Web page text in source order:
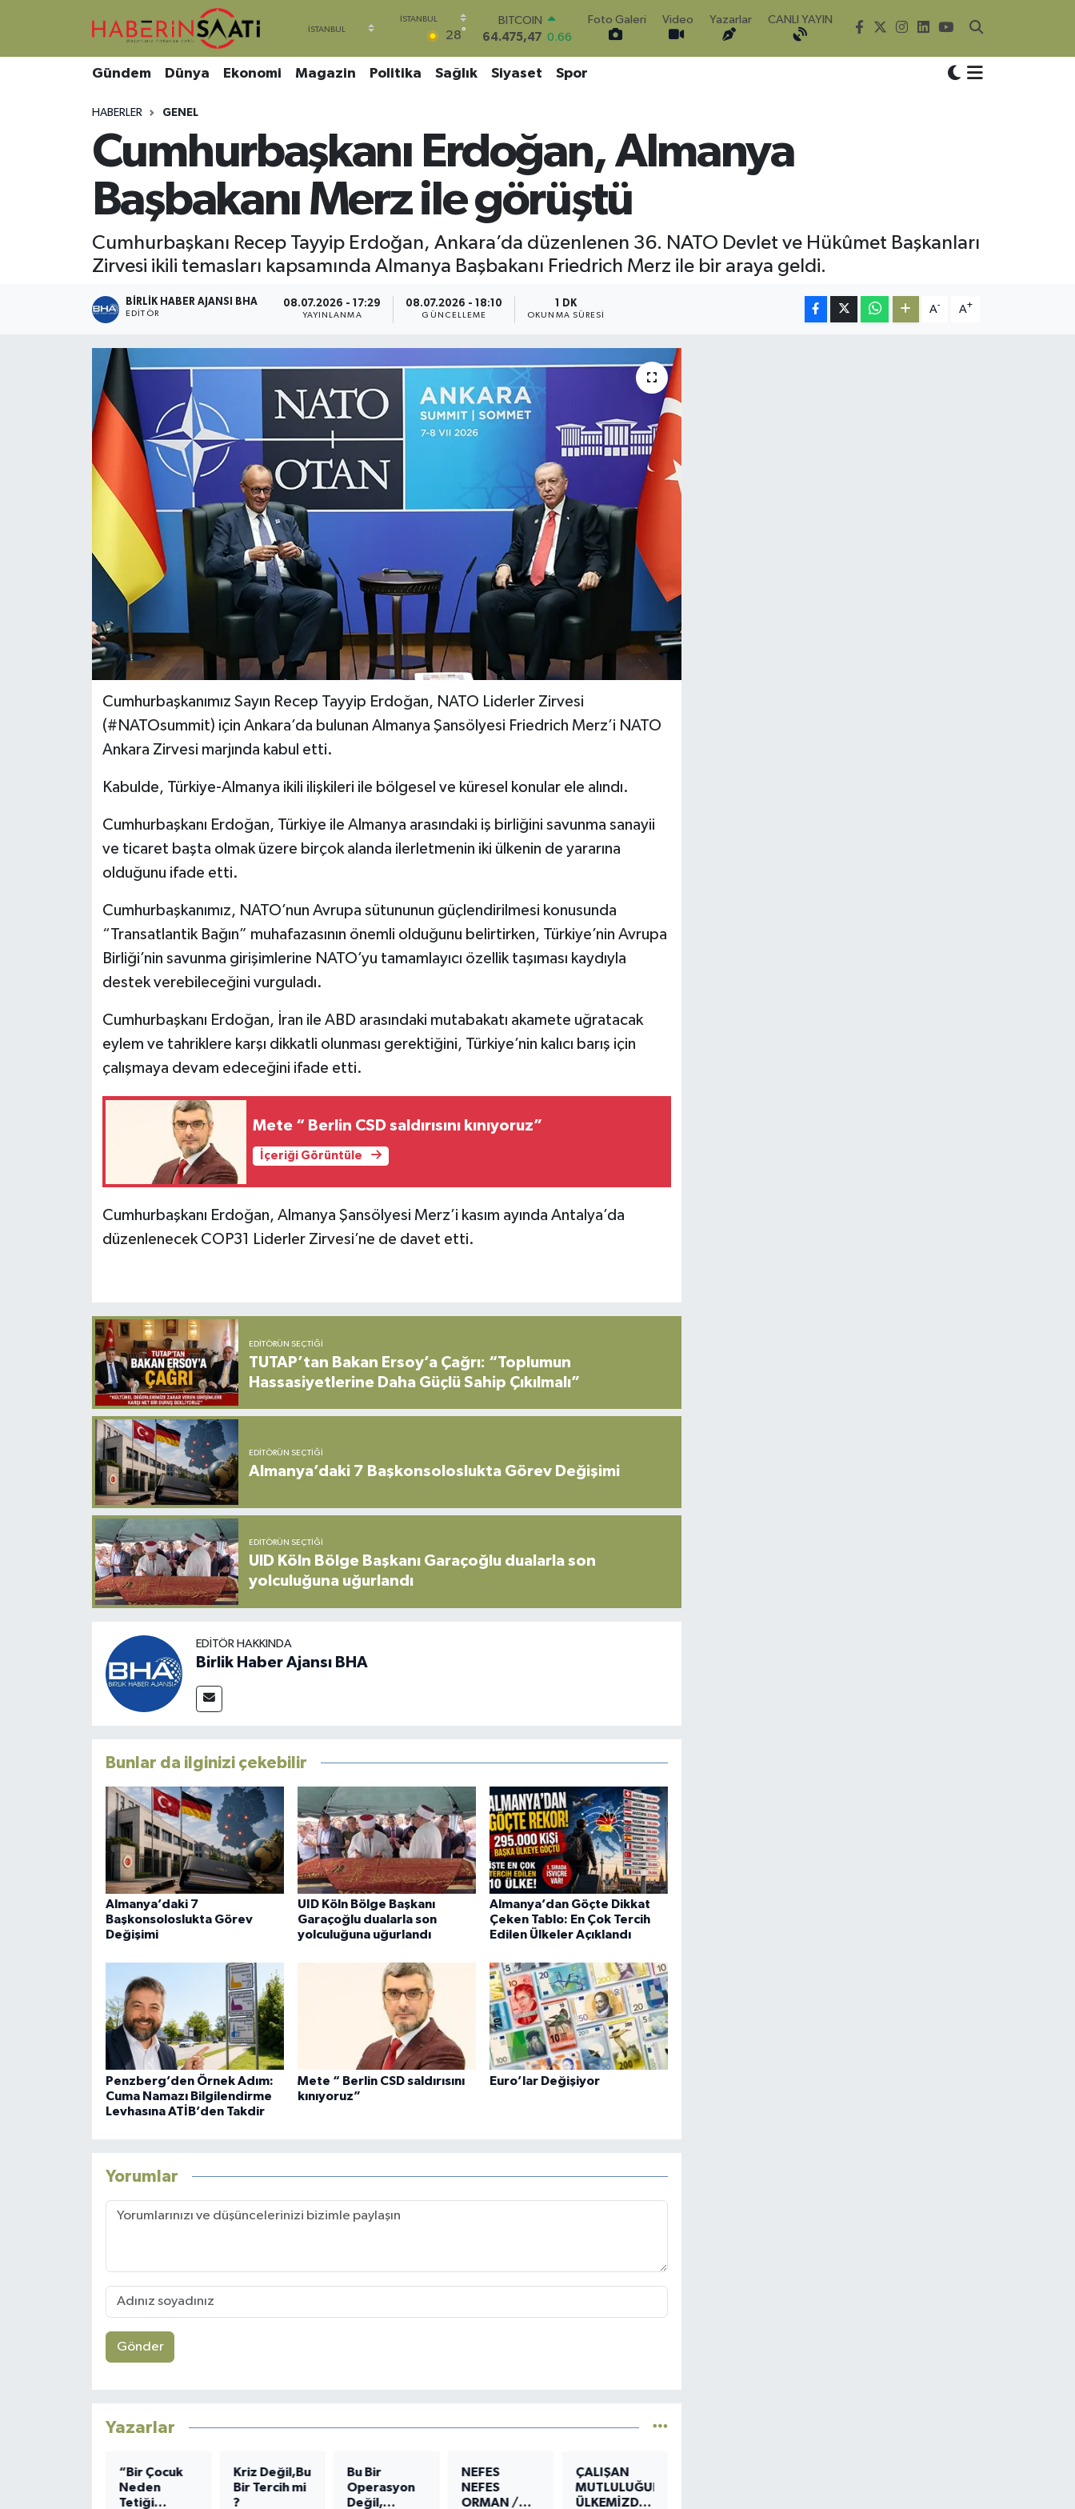
28°
DOLAR
47,5986
0.06
EURO
55,0700
0.1
6518.23 0.39
BİST100
13.703
Foto Galeri Video Yazarlar CANLI YAYIN
Gündem Dünya Ekonomi Magazin Politika Sağlık Siyaset Spor
HABERLER GENEL
Cumhurbaşkanı Erdoğan, Almanya
Başbakanı Merz ile görüştü
Cumhurbaşkanı Recep Tayyip Erdoğan, Ankara’da düzenlenen 36. NATO Devlet ve Hükûmet Başkanları
Zirvesi ikili temasları kapsamında Almanya Başbakanı Friedrich Merz ile bir araya geldi.
BIRLIK HABER AJANSI BHA
EDITÖR
08.07.2026 - 17:29
YAYINLANMA
08.07.2026 - 18:10
GÜNCELLEME
1 DK
OKUNMA SÜRESI
A- A+
Cumhurbaşkanımız Sayın Recep Tayyip Erdoğan, NATO Liderler Zirvesi
(#NATOsummit) için Ankara’da bulunan Almanya Şansölyesi Friedrich Merz’i NATO
Ankara Zirvesi marjında kabul etti.
Kabulde, Türkiye-Almanya ikili ilişkileri ile bölgesel ve küresel konular ele alındı.
Cumhurbaşkanı Erdoğan, Türkiye ile Almanya arasındaki iş birliğini savunma sanayii
ve ticaret başta olmak üzere birçok alanda ilerletmenin iki ülkenin de yararına
olduğunu ifade etti.
Cumhurbaşkanımız, NATO’nun Avrupa sütununun güçlendirilmesi konusunda
“Transatlantik Bağın” muhafazasının önemli olduğunu belirtirken, Türkiye’nin Avrupa
Birliği’nin savunma girişimlerine NATO’yu tamamlayıcı özellik taşıması kaydıyla
destek verebileceğini vurguladı.
Cumhurbaşkanı Erdoğan, İran ile ABD arasındaki mutabakatı akamete uğratacak
eylem ve tahriklere karşı dikkatli olunması gerektiğini, Türkiye’nin kalıcı barış için
çalışmaya devam edeceğini ifade etti.
Mete “ Berlin CSD saldırısını kınıyoruz”
İçeriği Görüntüle
Cumhurbaşkanı Erdoğan, Almanya Şansölyesi Merz’i kasım ayında Antalya’da
düzenlenecek COP31 Liderler Zirvesi’ne de davet etti.
EDITÖRÜN SEÇTIĞI
TUTAP’tan Bakan Ersoy’a Çağrı: “Toplumun
Hassasiyetlerine Daha Güçlü Sahip Çıkılmalı”
EDITÖRÜN SEÇTIĞI
Almanya’daki 7 Başkonsoloslukta Görev Değişimi
EDITÖRÜN SEÇTIĞI
UID Köln Bölge Başkanı Garaçoğlu dualarla son
yolculuğuna uğurlandı
EDITÖR HAKKINDA
Birlik Haber Ajansı BHA
Bunlar da ilginizi çekebilir
Almanya’daki 7
Başkonsoloslukta Görev
Değişimi
UID Köln Bölge Başkanı
Garaçoğlu dualarla son
yolculuğuna uğurlandı
Almanya’dan Göçte Dikkat
Çeken Tablo: En Çok Tercih
Edilen Ülkeler Açıklandı
Penzberg’den Örnek Adım:
Cuma Namazı Bilgilendirme
Levhasına ATİB’den Takdir
Mete “ Berlin CSD saldırısını
kınıyoruz”
Euro’lar Değişiyor
Yorumlar
Gönder
Yazarlar
“Bir Çocuk
Neden
Tetiği
Kriz Değil,Bu
Bir Tercih mi
?
Bu Bir
Operasyon
Değil,
NEFES
NEFES
ORMAN /
ÇALIŞAN
MUTLULUĞUNA
ÜLKEMİZDEN
Asayiş
DIŞ HABER
Ekonomi
Haberde İnsan
Kültür-Sanat
Podcast
Siyaset
Nöbetçi Eczaneler
Trafik Durumu
Süper Lig Puan Durumu ve Fikstür
Son Dakika Haberleri
Haber Arşivi